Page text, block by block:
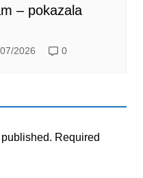
– pokazala
2026 0
Required